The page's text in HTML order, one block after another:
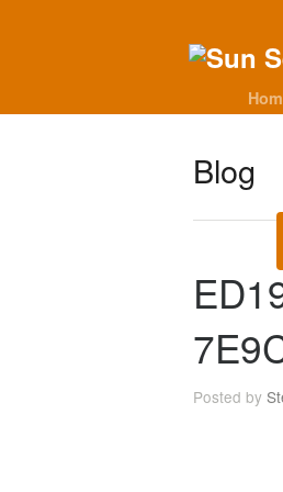
Blog
Posted by